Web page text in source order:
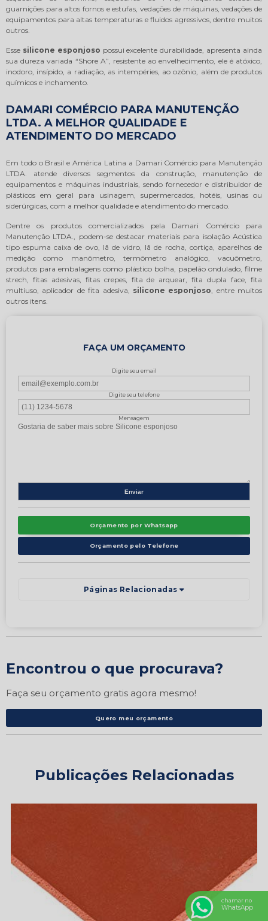
guarnições para altos fornos e estufas, vedações de máquinas, vedações de
equipamentos para altas temperaturas e fluidos agressivos, dentre muitos
outros.
Esse silicone esponjoso possui excelente durabilidade, apresenta ainda
sua dureza variada “Shore A”, resistente ao envelhecimento, ele é atóxico,
inodoro, insípido, a radiação, as intempéries, ao ozônio, além de produtos
químicos e inchamento.
DAMARI COMÉRCIO PARA MANUTENÇÃO
LTDA. A MELHOR QUALIDADE E
ATENDIMENTO DO MERCADO
Em todo o Brasil e América Latina a Damari Comércio para Manutenção
LTDA. atende diversos segmentos da construção, manutenção de
equipamentos e máquinas industriais, sendo fornecedor e distribuidor de
plásticos em geral para usinagem, supermercados, hotéis, usinas ou
siderúrgicas, com a melhor qualidade e atendimento do mercado.
Dentre os produtos comercializados pela Damari Comércio para
Manutenção LTDA., podem-se destacar materiais para isolação Acústica
tipo espuma caixa de ovo, lã de vidro, lã de rocha, cortiça, aparelhos de
medição como manômetro, termômetro analógico, vacuômetro,
produtos para embalagens como plástico bolha, papelão ondulado, filme
strech, fitas adesivas, fitas crepes, fita de arquear, fita dupla face, fita
multiuso, aplicador de fita adesiva, silicone esponjoso, entre muitos
outros itens.
FAÇA UM ORÇAMENTO
Digite seu email
Digite seu telefone
Mensagem
Orçamento por Whatsapp
Orçamento pelo Telefone
Páginas Relacionadas
Encontrou o que procurava?
Faça seu orçamento gratis agora mesmo!
Quero meu orçamento
Publicações Relacionadas
chamar no
WhatsApp